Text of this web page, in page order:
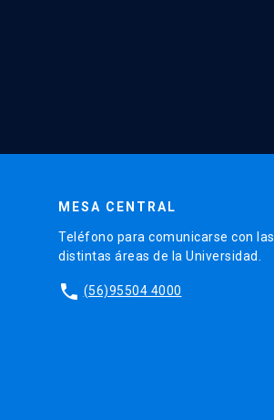
MESA CENTRAL
Teléfono para comunicarse con las
distintas áreas de la Universidad.
phone (56)95504 4000